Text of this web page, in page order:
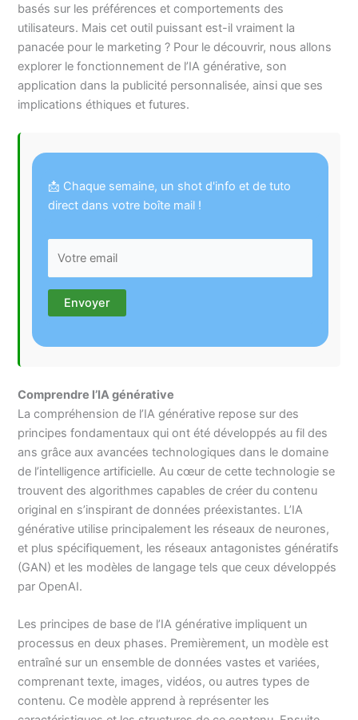
basés sur les préférences et comportements des
utilisateurs. Mais cet outil puissant est-il vraiment la
panacée pour le marketing ? Pour le découvrir, nous allons
explorer le fonctionnement de l’IA générative, son
application dans la publicité personnalisée, ainsi que ses
implications éthiques et futures.
📩 Chaque semaine, un shot d'info et de tuto
direct dans votre boîte mail !
Comprendre l’IA générative
La compréhension de l’IA générative repose sur des
principes fondamentaux qui ont été développés au fil des
ans grâce aux avancées technologiques dans le domaine
de l’intelligence artificielle. Au cœur de cette technologie se
trouvent des algorithmes capables de créer du contenu
original en s’inspirant de données préexistantes. L’IA
générative utilise principalement les réseaux de neurones,
et plus spécifiquement, les réseaux antagonistes génératifs
(GAN) et les modèles de langage tels que ceux développés
par OpenAI.
Les principes de base de l’IA générative impliquent un
processus en deux phases. Premièrement, un modèle est
entraîné sur un ensemble de données vastes et variées,
comprenant texte, images, vidéos, ou autres types de
contenu. Ce modèle apprend à représenter les